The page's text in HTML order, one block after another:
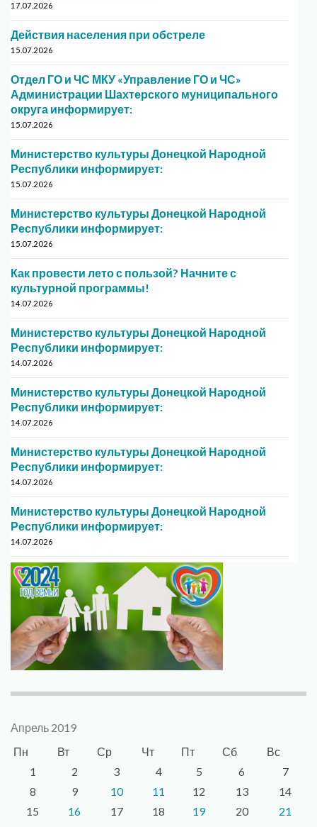
17.07.2026
Действия населения при обстреле
15.07.2026
Отдел ГО и ЧС МКУ «Управление ГО и ЧС»
Администрации Шахтерского муниципального
округа информирует:
15.07.2026
Министерство культуры Донецкой Народной
Республики информирует:
15.07.2026
Министерство культуры Донецкой Народной
Республики информирует:
15.07.2026
Как провести лето с пользой? Начните с
культурной программы!
14.07.2026
Министерство культуры Донецкой Народной
Республики информирует:
14.07.2026
Министерство культуры Донецкой Народной
Республики информирует:
14.07.2026
Министерство культуры Донецкой Народной
Республики информирует:
14.07.2026
Министерство культуры Донецкой Народной
Республики информирует:
14.07.2026
Апрель 2019
Пн
Вт Ср Чт Пт Сб
Вс
1
2 3 4 5 6
7
8
9 10 11 12 13
14
15
16 17 18 19 20
21